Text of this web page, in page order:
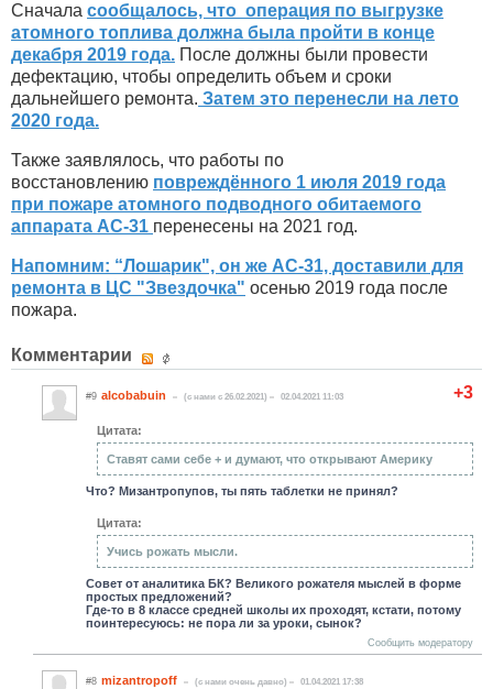
Сначала сообщалось, что операция по выгрузке
атомного топлива должна была пройти в конце
декабря 2019 года. После должны были провести
дефектацию, чтобы определить объем и сроки
дальнейшего ремонта. Затем это перенесли на лето
2020 года.
Также заявлялось, что работы по
восстановлению повреждённого 1 июля 2019 года
при пожаре атомного подводного обитаемого
аппарата АС-31 перенесены на 2021 год.
Напомним: “Лошарик", он же АС-31, доставили для
ремонта в ЦС "Звездочка" осенью 2019 года после
пожара.
Комментарии
+3
#9 alcobabuin (c нами с 26.02.2021) 02.04.2021 11:03
Цитата:
Ставят сами себе + и думают, что открывают Америку
Что? Мизантропупов, ты пять таблетки не принял?
Цитата:
Учись рожать мысли.
Совет от аналитика БК? Великого рожателя мыслей в форме
простых предложений?
Где-то в 8 классе средней школы их проходят, кстати, потому
поинтересуюсь: не пора ли за уроки, сынок?
Сообщить модератору
#8 mizantropoff (c нами очень давно) 01.04.2021 17:38